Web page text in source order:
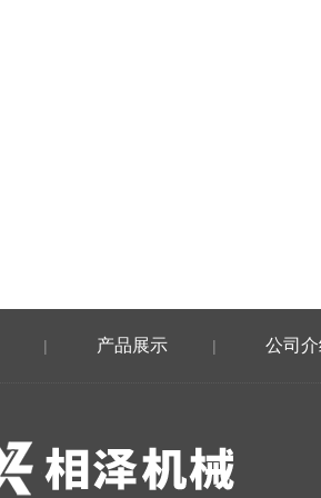
| 产品展示 | 公司